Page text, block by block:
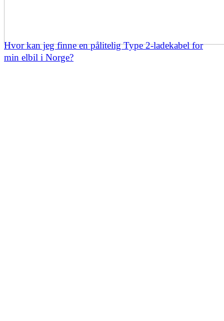
Hvor kan jeg finne en pålitelig Type 2-ladekabel for
min elbil i Norge?